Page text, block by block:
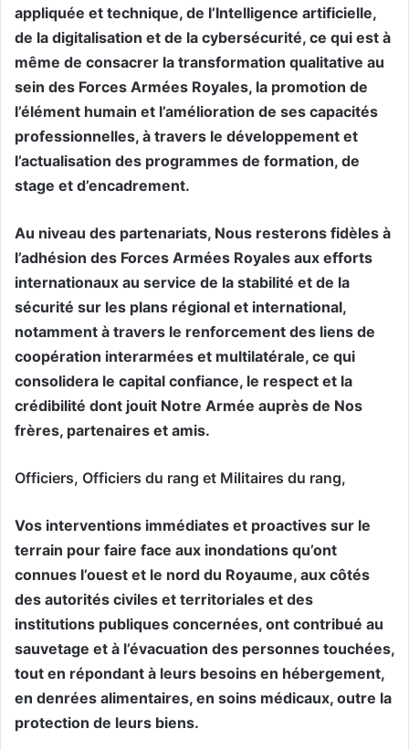
appliquée et technique, de l’Intelligence artificielle,
de la digitalisation et de la cybersécurité, ce qui est à
même de consacrer la transformation qualitative au
sein des Forces Armées Royales, la promotion de
l’élément humain et l’amélioration de ses capacités
professionnelles, à travers le développement et
l’actualisation des programmes de formation, de
stage et d’encadrement.
Au niveau des partenariats, Nous resterons fidèles à
l’adhésion des Forces Armées Royales aux efforts
internationaux au service de la stabilité et de la
sécurité sur les plans régional et international,
notamment à travers le renforcement des liens de
coopération interarmées et multilatérale, ce qui
consolidera le capital confiance, le respect et la
crédibilité dont jouit Notre Armée auprès de Nos
frères, partenaires et amis.
Officiers, Officiers du rang et Militaires du rang,
Vos interventions immédiates et proactives sur le
terrain pour faire face aux inondations qu’ont
connues l’ouest et le nord du Royaume, aux côtés
des autorités civiles et territoriales et des
institutions publiques concernées, ont contribué au
sauvetage et à l’évacuation des personnes touchées,
tout en répondant à leurs besoins en hébergement,
en denrées alimentaires, en soins médicaux, outre la
protection de leurs biens.